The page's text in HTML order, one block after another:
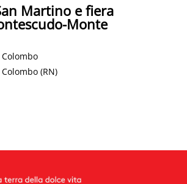
Martino e fiera
Monte
(RN)